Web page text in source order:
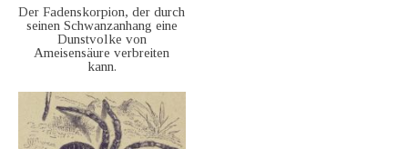
Der Fadenskorpion, der durch
seinen Schwanzanhang eine
Dunstvolke von
Ameisensäure verbreiten
kann.